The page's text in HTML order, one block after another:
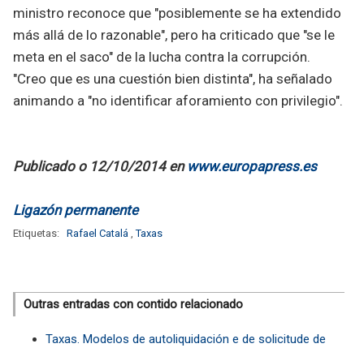
ministro reconoce que "posiblemente se ha extendido
más allá de lo razonable", pero ha criticado que "se le
meta en el saco" de la lucha contra la corrupción.
"Creo que es una cuestión bien distinta", ha señalado
animando a "no identificar aforamiento con privilegio".
Publicado o 12/10/2014 en www.europapress.es
Ligazón permanente
Etiquetas: Rafael Catalá ,Taxas
Outras entradas con contido relacionado
Taxas. Modelos de autoliquidación e de solicitude de